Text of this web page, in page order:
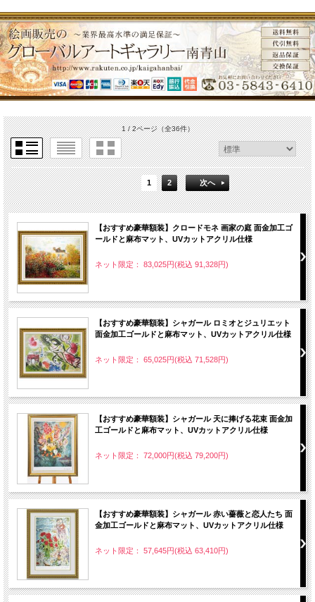
1 / 2ページ（全36件）
1 2 次へ
【おすすめ豪華額装】クロードモネ 画家の庭 面金加工ゴ
ールドと麻布マット、UVカットアクリル仕様
ネット限定： 83,025円(税込 91,328円)
【おすすめ豪華額装】シャガール ロミオとジュリエット
面金加工ゴールドと麻布マット、UVカットアクリル仕様
ネット限定： 65,025円(税込 71,528円)
【おすすめ豪華額装】シャガール 天に捧げる花束 面金加
工ゴールドと麻布マット、UVカットアクリル仕様
ネット限定： 72,000円(税込 79,200円)
【おすすめ豪華額装】シャガール 赤い薔薇と恋人たち 面
金加工ゴールドと麻布マット、UVカットアクリル仕様
ネット限定： 57,645円(税込 63,410円)